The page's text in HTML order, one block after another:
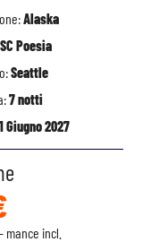
Alaska
Poesia
Seattle
7 notti
Giugno 2027
incl.